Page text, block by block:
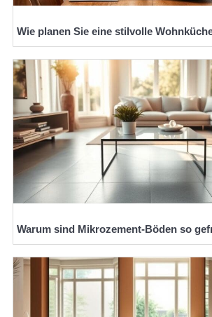
Wie planen Sie eine stilvolle
Warum sind Mikrozement-Böden so